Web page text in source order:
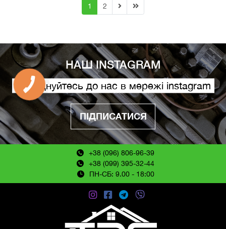
1 2
НАШ INSTAGRAM
Приєднуйтесь до нас в мережі instagram
ПІДПИСАТИСЯ
+38 (096) 806-96-39
+38 (099) 395-32-44
ПН-СБ: 9.00 - 18:00